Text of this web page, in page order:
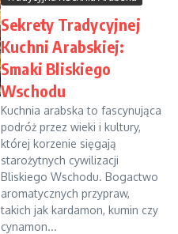
Sekrety Tradycyjnej
Kuchni Arabskiej:
Smaki Bliskiego
Wschodu
Kuchnia arabska to fascynująca
podróż przez wieki i kultury,
której korzenie sięgają
starożytnych cywilizacji
Bliskiego Wschodu. Bogactwo
aromatycznych przypraw,
takich jak kardamon, kumin czy
cynamon...